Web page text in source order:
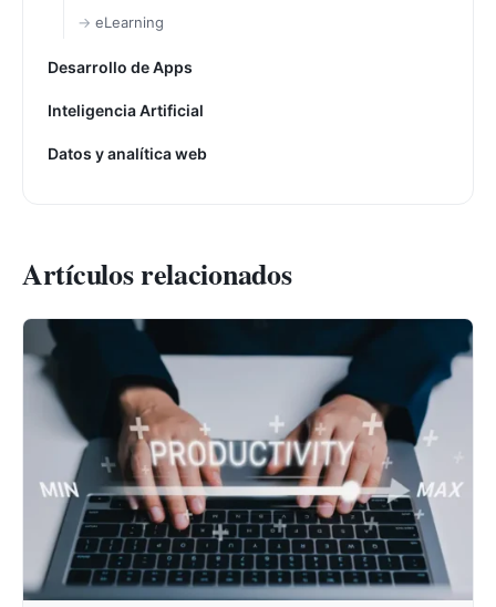
eLearning
Desarrollo de Apps
Inteligencia Artificial
Datos y analítica web
Artículos relacionados